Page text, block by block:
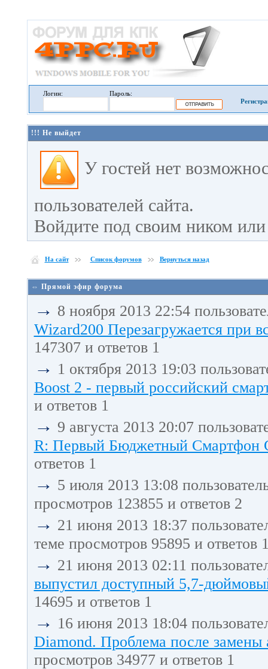
Логин:
Пароль:
!!! Не выйдет
У гостей нет
пользователей сайта.
Войдите под своим ником или
На сайт Список форумов Вернуться назад
⇔ Прямой эфир форума
→ 8 ноября 2013 22:54
Wizard200 Перезагружается при
147307 и ответов 1
→ 1 октября 2013 19:03
Boost 2 - первый российский
и ответов 1
→ 9 августа 2013 20:07
R: Первый Бюджетный Смартфон
ответов 1
→ 5 июля 2013 13:08
просмотров 123855 и ответов 2
→ 21 июня 2013 18:37
теме просмотров 95895 и ответов
→ 21 июня 2013 02:11
выпустил доступный 5,7-
14695 и ответов 1
→ 16 июня 2013 18:04
Diamond. Проблема после
просмотров 34977 и ответов 1